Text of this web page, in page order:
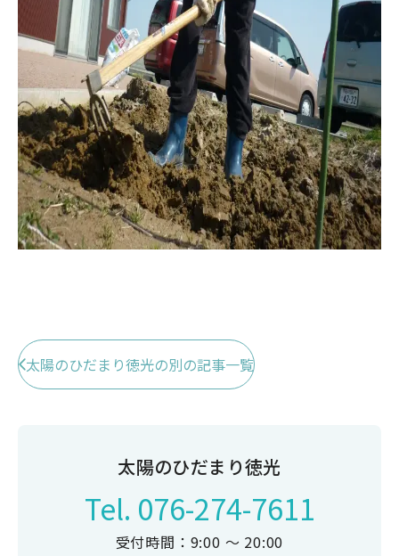
太陽のひだまり徳光の別の記事一覧
太陽のひだまり徳光
Tel. 076-274-7611
受付時間：9:00 ～ 20:00